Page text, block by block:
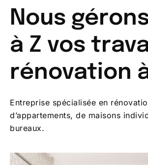
Nous
à Z vos
rénovation
Entreprise spécialisée en
d’appartements, de maisons
bureaux.